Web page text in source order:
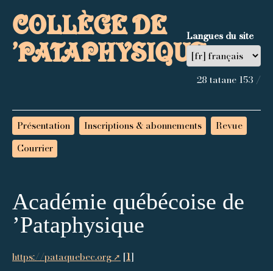
COLLÈGE DE
’PATAPHYSIQUE
28 tatane 153 /
Langues du site
Présentation Inscriptions & abonnements
Revue
Courrier
Académie québécoise de
’Pataphysique
https://pataquebec.org [1]